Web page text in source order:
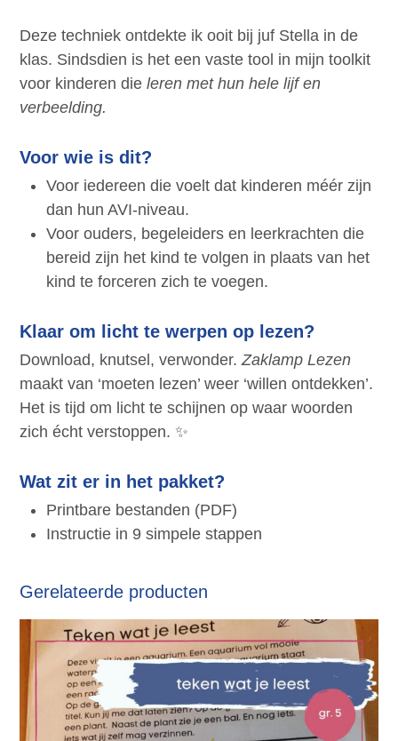
Deze techniek ontdekte ik ooit bij juf Stella in de
klas. Sindsdien is het een vaste tool in mijn toolkit
voor kinderen dieleren met hun hele lijf en
verbeelding.
Voor wie is dit?
Voor iedereen die voelt dat kinderen méér zijn
dan hun AVI-niveau.
Voor ouders, begeleiders en leerkrachten die
bereid zijn het kind te volgen in plaats van het
kind te forceren zich te voegen.
Klaar om licht te werpen op lezen?
Download, knutsel, verwonder.Zaklamp Lezen
maakt van ‘moeten lezen’ weer ‘willen ontdekken’.
Het is tijd om licht te schijnen op waar woorden
zich écht verstoppen. ✨
Wat zit er in het pakket?
Printbare bestanden (PDF)
Instructie in 9 simpele stappen
Gerelateerde producten